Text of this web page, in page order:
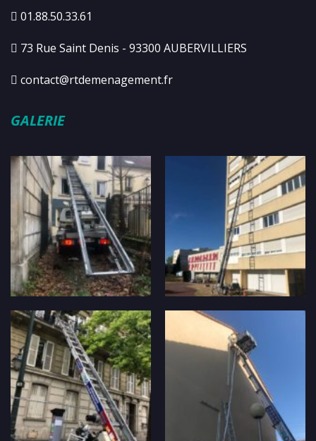
01.88.50.33.61
73 Rue Saint Denis - 93300 AUBERVILLIERS
contact@rtdemenagement.fr
GALERIE